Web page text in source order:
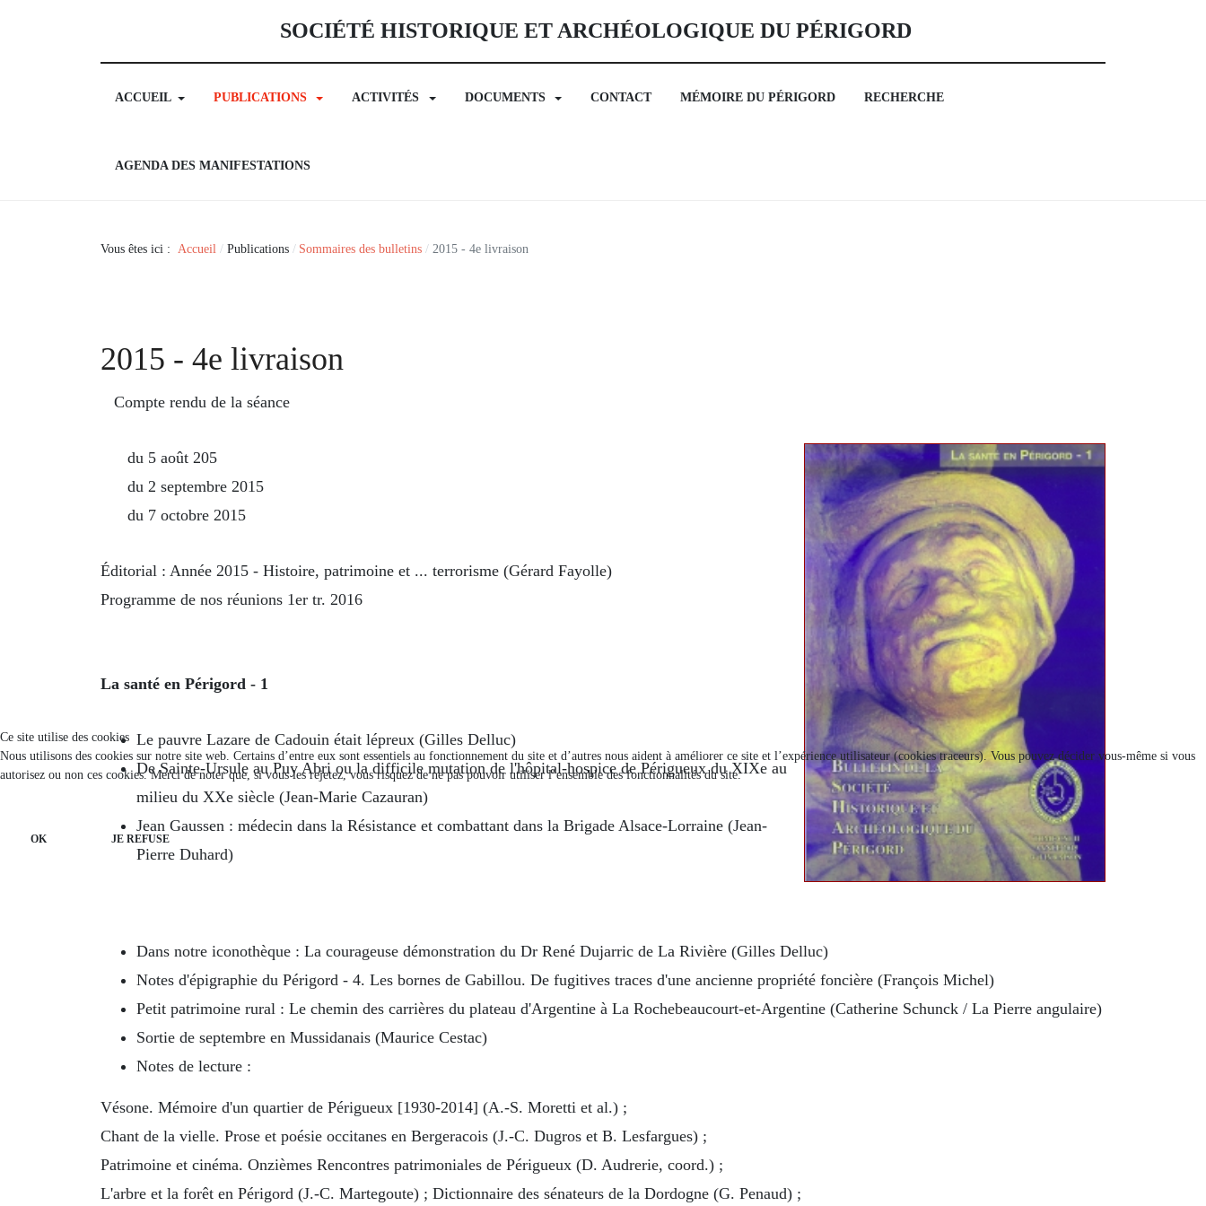
SOCIÉTÉ HISTORIQUE ET ARCHÉOLOGIQUE DU PÉRIGORD
ACCUEIL PUBLICATIONS ACTIVITÉS DOCUMENTS CONTACT MÉMOIRE DU PÉRIGORD RECHERCHE
AGENDA DES MANIFESTATIONS
Vous êtes ici : Accueil Publications Sommaires des bulletins 2015 - 4e livraison
2015 - 4e livraison
Compte rendu de la séance
du 5 août 205
du 2 septembre 2015
du 7 octobre 2015
Éditorial : Année 2015 - Histoire, patrimoine et ... terrorisme (Gérard Fayolle)
Programme de nos réunions 1er tr. 2016
La santé en Périgord - 1
Le pauvre Lazare de Cadouin était lépreux (Gilles Delluc)
De Sainte-Ursule au Puy Abri ou la difficile mutation de l'hôpital-hospice de Périgueux du XIXe au
milieu du XXe siècle (Jean-Marie Cazauran)
Jean Gaussen : médecin dans la Résistance et combattant dans la Brigade Alsace-Lorraine (Jean-
Pierre Duhard)
Dans notre iconothèque : La courageuse démonstration du Dr René Dujarric de La Rivière (Gilles Delluc)
Notes d'épigraphie du Périgord - 4. Les bornes de Gabillou. De fugitives traces d'une ancienne propriété foncière (François Michel)
Petit patrimoine rural : Le chemin des carrières du plateau d'Argentine à La Rochebeaucourt-et-Argentine (Catherine Schunck / La Pierre angulaire)
Sortie de septembre en Mussidanais (Maurice Cestac)
Notes de lecture :
Vésone. Mémoire d'un quartier de Périgueux [1930-2014] (A.-S. Moretti et al.) ;
Chant de la vielle. Prose et poésie occitanes en Bergeracois (J.-C. Dugros et B. Lesfargues) ;
Patrimoine et cinéma. Onzièmes Rencontres patrimoniales de Périgueux (D. Audrerie, coord.) ;
L'arbre et la forêt en Périgord (J.-C. Martegoute) ; Dictionnaire des sénateurs de la Dordogne (G. Penaud) ;
Ce site utilise des cookies
Nous utilisons des cookies sur notre site web. Certains d’entre eux sont essentiels au fonctionnement du site et d’autres nous aident à améliorer ce site et l’expérience utilisateur (cookies traceurs). Vous pouvez décider vous-même si vous
autorisez ou non ces cookies. Merci de noter que, si vous les rejetez, vous risquez de ne pas pouvoir utiliser l’ensemble des fonctionnalités du site.
OK JE REFUSE